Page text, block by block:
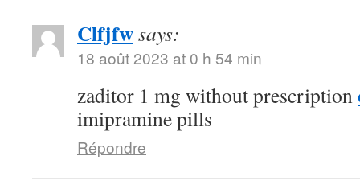
Clfjfwsays:
18 août 2023 at 0 h 54 min
zaditor 1 mg without prescription
imipramine pills
Répondre